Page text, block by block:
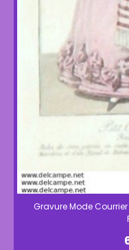
Gravure Mode